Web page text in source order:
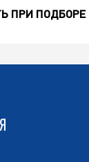
ПРИ ПОДБОРЕ